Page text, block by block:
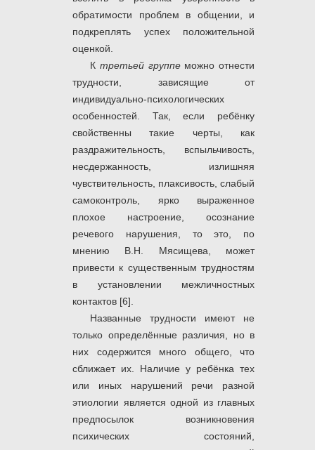
обратимости проблем в общении, и
подкреплять успех положительной
оценкой.
К третьей группеможно отнести
трудности, зависящие от
индивидуально-психологических
особенностей. Так, если ребёнку
свойственны такие черты, как
раздражительность, вспыльчивость,
несдержанность, излишняя
чувствительность, плаксивость, слабый
самоконтроль, ярко выраженное
плохое настроение, осознание
речевого нарушения, то это, по
мнению В.Н. Мясищева, может
привести к существенным трудностям
в установлении межличностных
контактов [6].
Названные трудности имеют не
только определённые различия, но в
них содержится много общего, что
сближает их. Наличие у ребёнка тех
или иных нарушений речи разной
этиологии является одной из главных
предпосылок возникновения
психических состояний,